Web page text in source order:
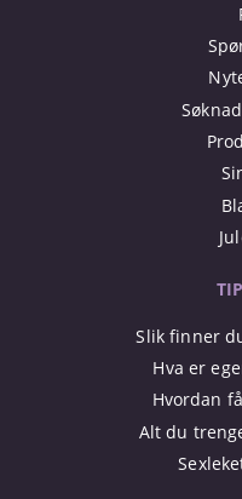
Slik finner
Hva er
Hvordan
Alt du